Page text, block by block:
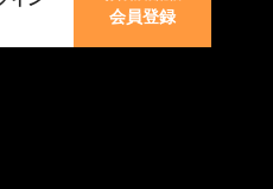
会員登録